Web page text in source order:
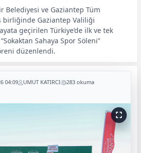
Belediyesi ve Gaziantep Tüm
Gaziantep Valiliği
geçirilen Türkiye’de ilk ve tek
Sahaya Spor Söleni”
düzenlendi.
04:09 UMUT KATIRCI 283 okuma